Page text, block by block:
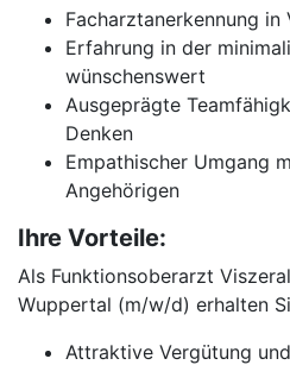
Facharztanerkennung in
Erfahrung in der
wünschenswert
Ausgeprägte
Denken
Empathischer Umgang
Angehörigen
Ihre Vorteile:
Als Funktionsoberarzt
Wuppertal (m/w/d) erhalten
Attraktive Vergütung